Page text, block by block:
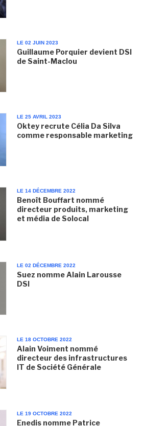
LE 02 JUIN 2023
Guillaume Porquier devient DSI
de Saint-Maclou
LE 25 AVRIL 2023
Oktey recrute Célia Da Silva
comme responsable marketing
LE 14 DÉCEMBRE 2022
Benoît Bouffart nommé
directeur produits, marketing
et média de Solocal
LE 02 DÉCEMBRE 2022
Suez nomme Alain Larousse
DSI
LE 18 OCTOBRE 2022
Alain Voiment nommé
directeur des infrastructures
IT de Société Générale
LE 19 OCTOBRE 2022
Enedis nomme Patrice